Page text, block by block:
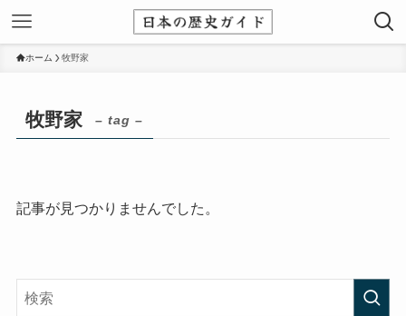
ホーム 牧野家
牧野家 – tag –
記事が見つかりませんでした。